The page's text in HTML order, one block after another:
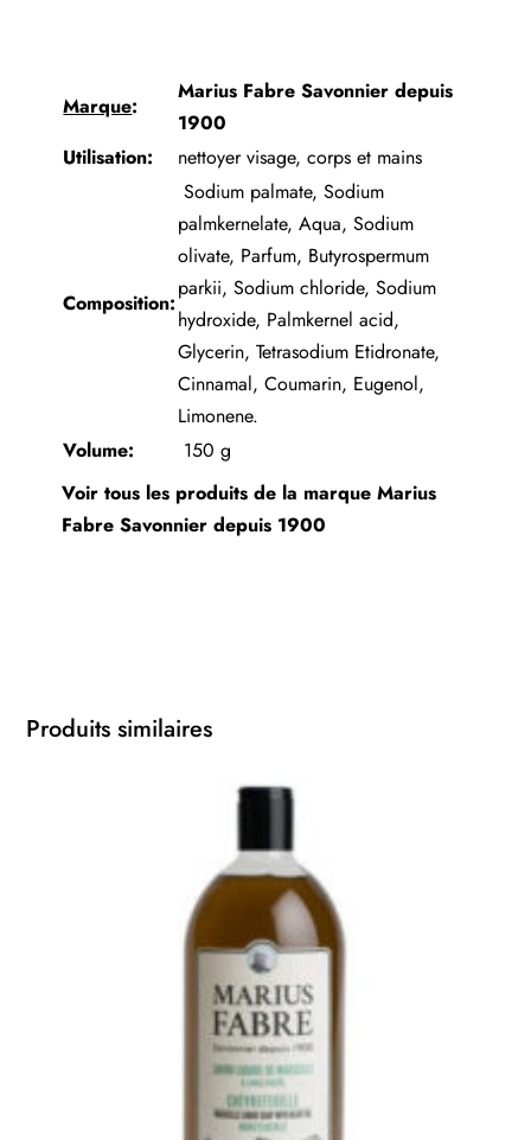
Marque:
Marius Fabre Savonnier depuis
1900
Utilisation:
nettoyer visage, corps et mains
Composition:
Sodium palmate, Sodium
palmkernelate, Aqua, Sodium
olivate, Parfum, Butyrospermum
parkii, Sodium chloride, Sodium
hydroxide, Palmkernel acid,
Glycerin, Tetrasodium Etidronate,
Cinnamal, Coumarin, Eugenol,
Limonene.
Volume:
150 g
Voir tous les produits de la marqueMarius
Fabre Savonnier depuis 1900
Produits similaires